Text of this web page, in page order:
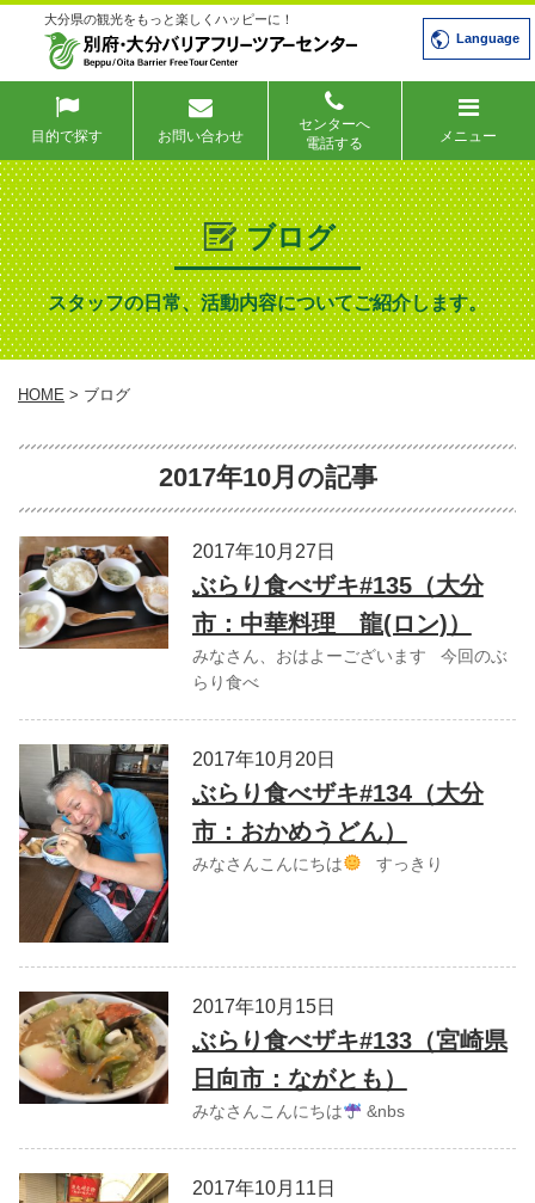
大分県の観光をもっと楽しくハッピーに！
Language
目的で探す お問い合わせ
センターへ
電話する
メニュー
ブログ
スタッフの日常、活動内容についてご紹介します。
HOME > ブログ
2017年10月の記事
2017年10月27日
ぶらり食べザキ#135（大分
市：中華料理 龍(ロン)）
みなさん、おはよーございます 今回のぶ
らり食べ
2017年10月20日
ぶらり食べザキ#134（大分
市：おかめうどん）
みなさんこんにちは すっきり
2017年10月15日
ぶらり食べザキ#133（宮崎県
日向市：ながとも）
みなさんこんにちは &nbs
2017年10月11日